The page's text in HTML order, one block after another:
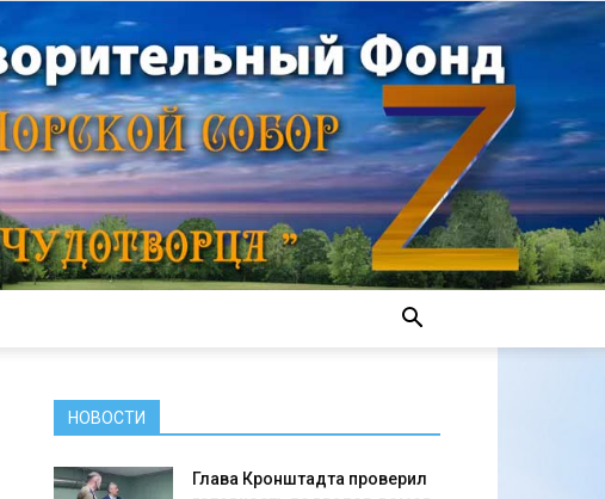
НОВОСТИ
Глава Кронштадта проверил